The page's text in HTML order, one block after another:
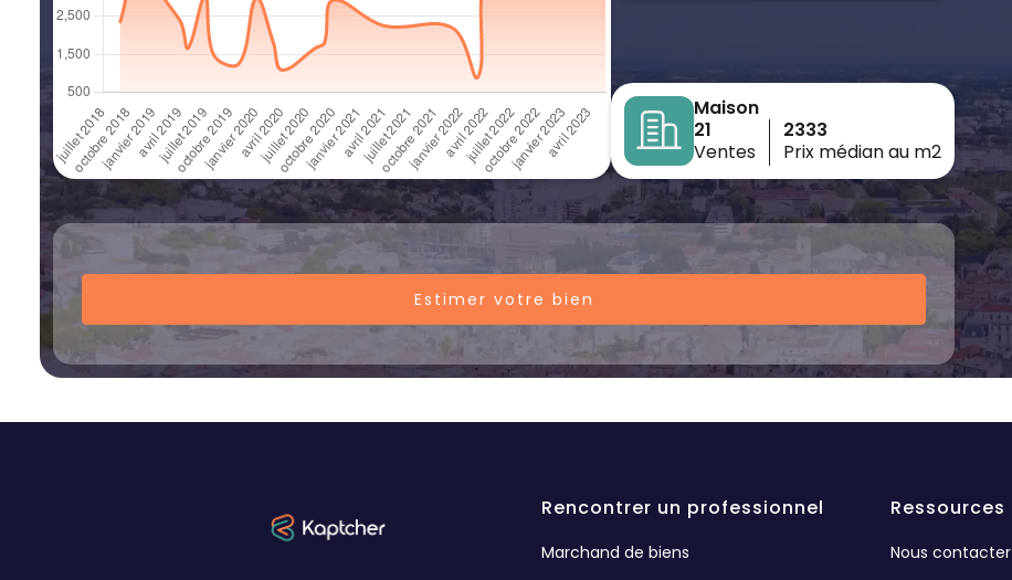
Maison
21
Ventes
2333
Prix médian au m2
Estimer votre bien
Rencontrer un professionnel
Marchand de biens
Ressources
Nous contacter